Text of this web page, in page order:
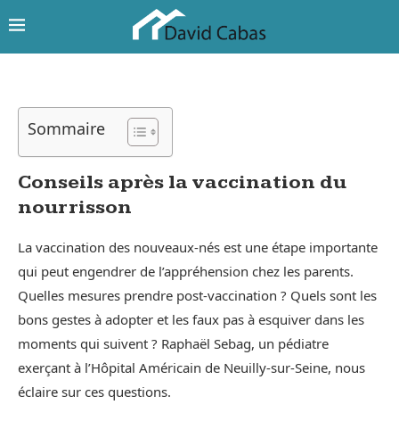
Sommaire
Conseils après la vaccination du
nourrisson
La vaccination des nouveaux-nés est une étape importante
qui peut engendrer de l’appréhension chez les parents.
Quelles mesures prendre post-vaccination ? Quels sont les
bons gestes à adopter et les faux pas à esquiver dans les
moments qui suivent ? Raphaël Sebag, un pédiatre
exerçant à l’Hôpital Américain de Neuilly-sur-Seine, nous
éclaire sur ces questions.